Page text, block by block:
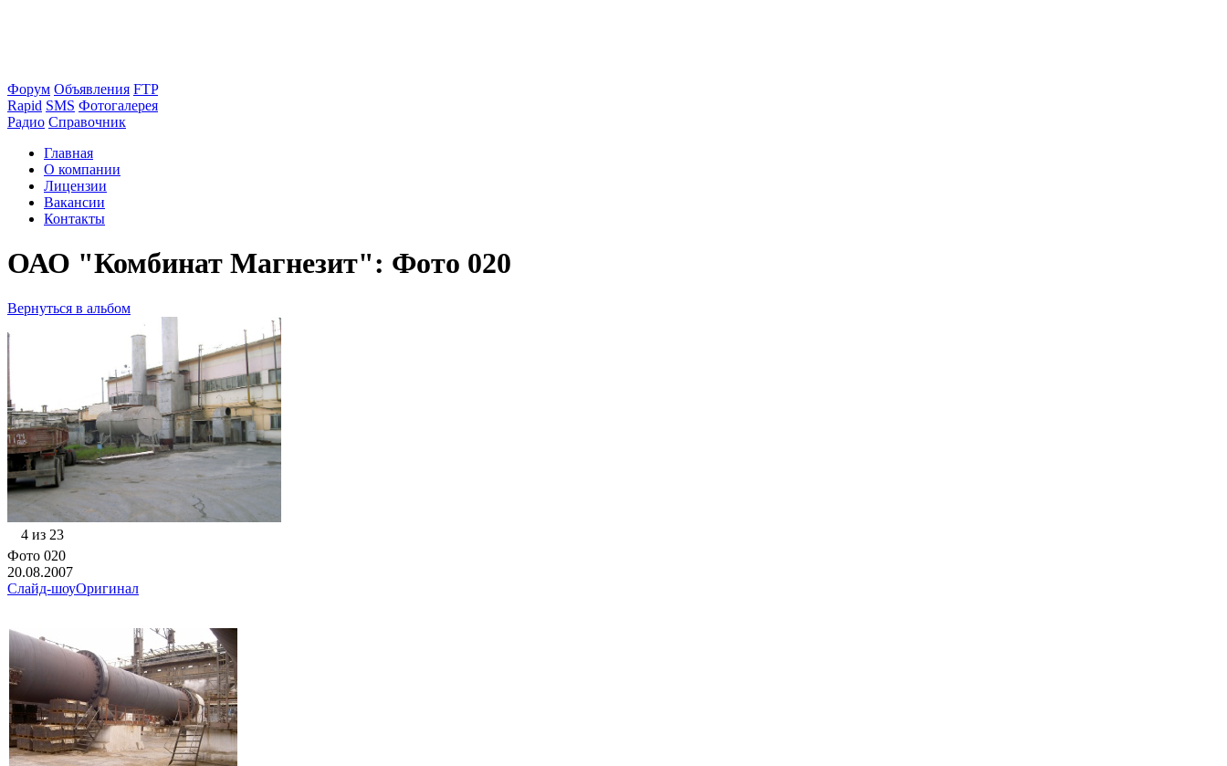
Форум Объявления FTP
Rapid SMS Фотогалерея
Радио Справочник
Главная
О компании
Лицензии
Вакансии
Контакты
ОАО "Комбинат Магнезит": Фото 020
Вернуться в альбом
4 из 23
Фото 020
20.08.2007
Слайд-шоуОригинал